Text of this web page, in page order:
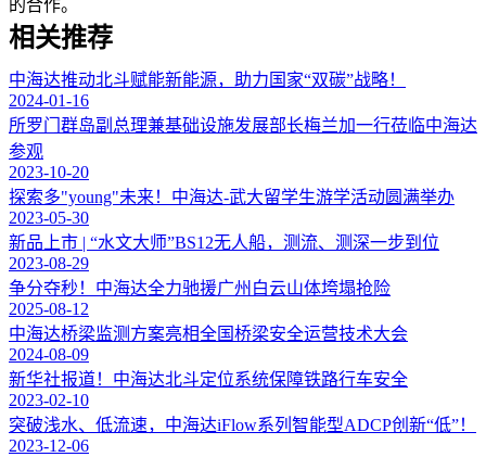
的合作。
相关推荐
中海达推动北斗赋能新能源，助力国家“双碳”战略！
2024-01-16
所罗门群岛副总理兼基础设施发展部长梅兰加一行莅临中海达
参观
2023-10-20
探索多"young"未来！中海达-武大留学生游学活动圆满举办
2023-05-30
新品上市 | “水文大师”BS12无人船，测流、测深一步到位
2023-08-29
争分夺秒！中海达全力驰援广州白云山体垮塌抢险
2025-08-12
中海达桥梁监测方案亮相全国桥梁安全运营技术大会
2024-08-09
新华社报道！中海达北斗定位系统保障铁路行车安全
2023-02-10
突破浅水、低流速，中海达iFlow系列智能型ADCP创新“低”！
2023-12-06